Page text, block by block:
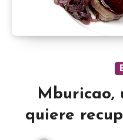
Mburicao,
quiere